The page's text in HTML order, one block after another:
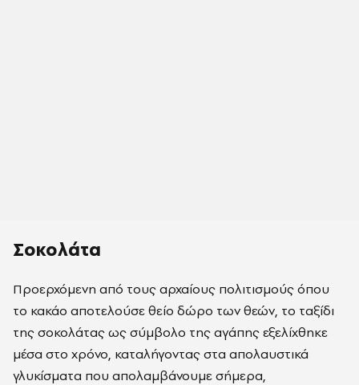
Σοκολάτα
Προερχόμενη από τους αρχαίους πολιτισμούς όπου
το κακάο αποτελούσε θείο δώρο των θεών, το ταξίδι
της σοκολάτας ως σύμβολο της αγάπης εξελίχθηκε
μέσα στο χρόνο, καταλήγοντας στα απολαυστικά
γλυκίσματα που απολαμβάνουμε σήμερα,